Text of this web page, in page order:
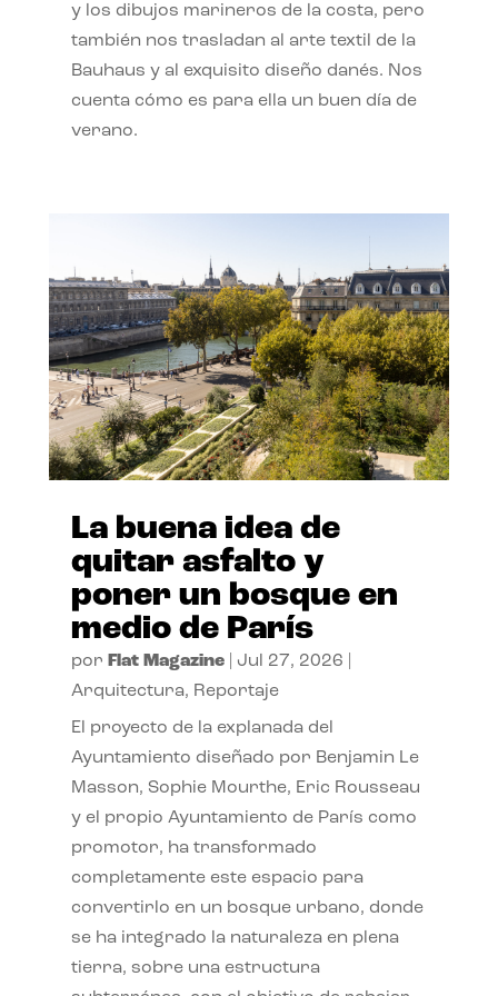
y los dibujos marineros de la costa, pero
también nos trasladan al arte textil de la
Bauhaus y al exquisito diseño danés. Nos
cuenta cómo es para ella un buen día de
verano.
La buena idea de
quitar asfalto y
poner un bosque en
medio de París
por Flat Magazine| Jul 27, 2026
Arquitectura, Reportaje
El proyecto de la explanada del
Ayuntamiento diseñado por Benjamin Le
Masson, Sophie Mourthe, Eric Rousseau
y el propio Ayuntamiento de París como
promotor, ha transformado
completamente este espacio para
convertirlo en un bosque urbano, donde
se ha integrado la naturaleza en plena
tierra, sobre una estructura